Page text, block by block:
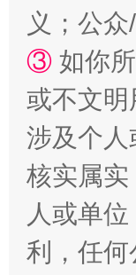
义；公
③ 如你
或不文
涉及个
核实属
人或单
利，任